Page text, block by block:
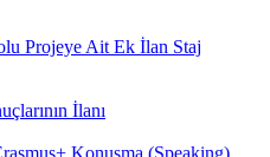
Projeye Ait Ek İlan Staj
İlanı
Konuşma (Speaking)